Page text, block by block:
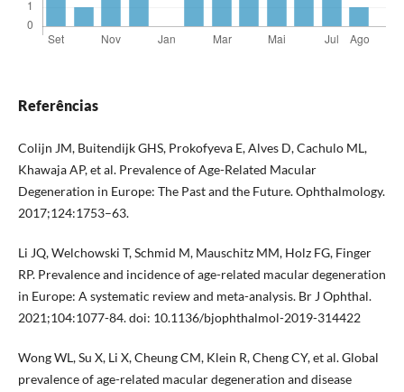
Referências
Colijn JM, Buitendijk GHS, Prokofyeva E, Alves D, Cachulo ML,
Khawaja AP, et al. Prevalence of Age-Related Macular
Degeneration in Europe: The Past and the Future. Ophthalmology.
2017;124:1753–63.
Li JQ, Welchowski T, Schmid M, Mauschitz MM, Holz FG, Finger
RP. Prevalence and incidence of age-related macular degeneration
in Europe: A systematic review and meta-analysis. Br J Ophthal.
2021;104:1077-84. doi: 10.1136/bjophthalmol-2019-314422
Wong WL, Su X, Li X, Cheung CM, Klein R, Cheng CY, et al. Global
prevalence of age-related macular degeneration and disease